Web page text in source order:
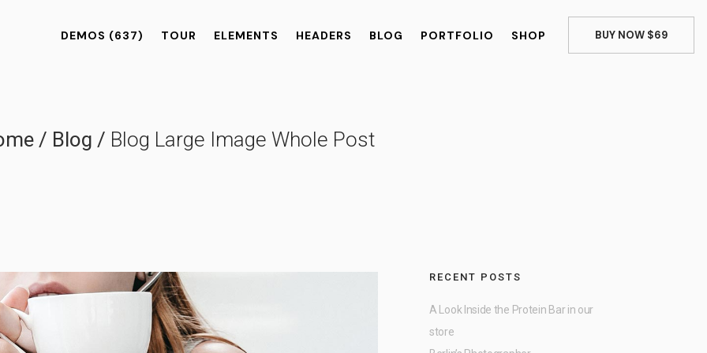
BUY NOW $69
DEMOS (637) TOUR ELEMENTS HEADERS BLOG PORTFOLIO SHOP
/ Blog / Blog Large Image Whole Post
RECENT POSTS
A Look Inside the Protein Bar in our
store